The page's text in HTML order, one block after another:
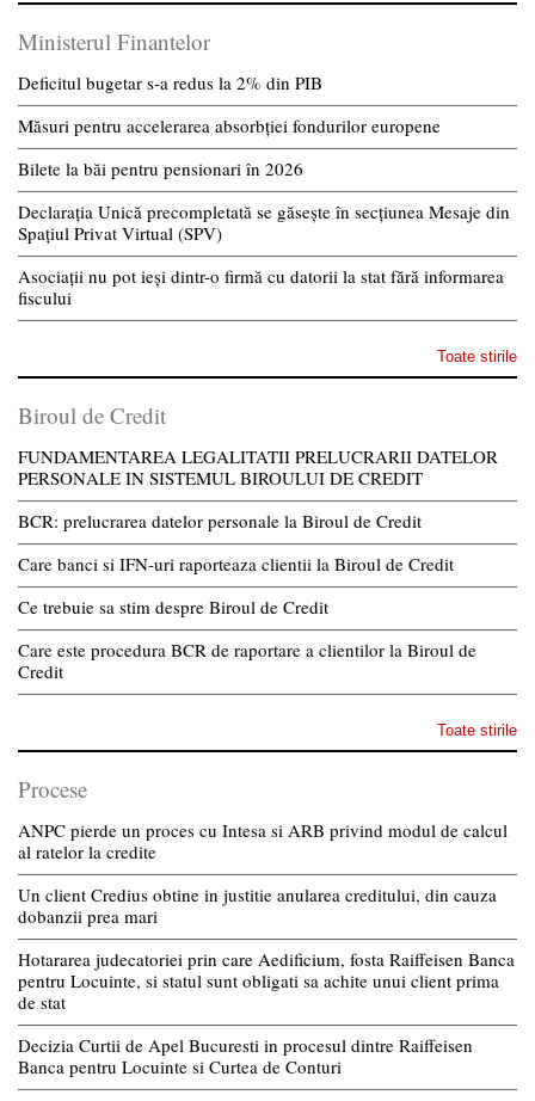
Ministerul Finantelor
Deficitul bugetar s-a redus la 2% din PIB
Măsuri pentru accelerarea absorbției fondurilor europene
Bilete la băi pentru pensionari în 2026
Declarația Unică precompletată se găsește în secțiunea Mesaje din
Spațiul Privat Virtual (SPV)
Asociații nu pot ieși dintr-o firmă cu datorii la stat fără informarea
fiscului
Toate stirile
Biroul de Credit
FUNDAMENTAREA LEGALITATII PRELUCRARII DATELOR
PERSONALE IN SISTEMUL BIROULUI DE CREDIT
BCR: prelucrarea datelor personale la Biroul de Credit
Care banci si IFN-uri raporteaza clientii la Biroul de Credit
Ce trebuie sa stim despre Biroul de Credit
Care este procedura BCR de raportare a clientilor la Biroul de
Credit
Toate stirile
Procese
ANPC pierde un proces cu Intesa si ARB privind modul de calcul
al ratelor la credite
Un client Credius obtine in justitie anularea creditului, din cauza
dobanzii prea mari
Hotararea judecatoriei prin care Aedificium, fosta Raiffeisen Banca
pentru Locuinte, si statul sunt obligati sa achite unui client prima
de stat
Decizia Curtii de Apel Bucuresti in procesul dintre Raiffeisen
Banca pentru Locuinte si Curtea de Conturi